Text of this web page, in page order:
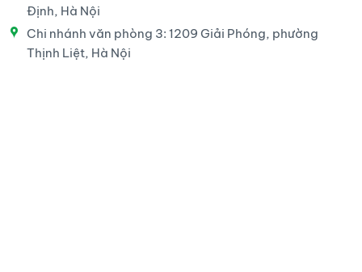
Định, Hà Nội
Chi nhánh văn phòng 3: 1209 Giải Phóng, phường
Thịnh Liệt, Hà Nội